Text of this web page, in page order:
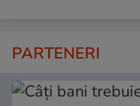
PARTENERI